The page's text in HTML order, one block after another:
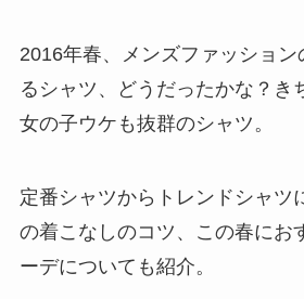
2016年春、メンズファッション
るシャツ、どうだったかな？き
女の子ウケも抜群のシャツ。
定番シャツからトレンドシャツ
の着こなしのコツ、この春にお
ーデについても紹介。